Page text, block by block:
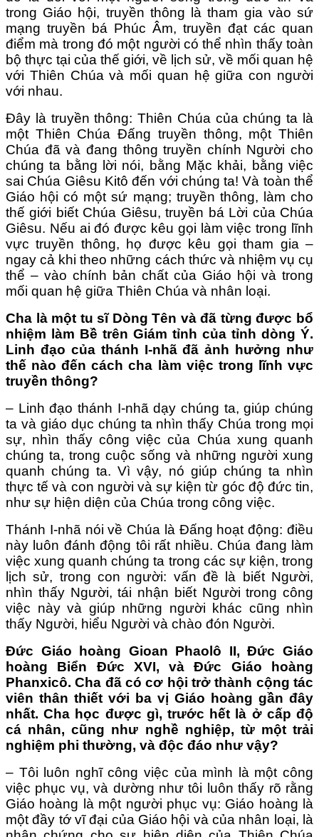
trong Giáo hội, truyền thông là tham gia vào sứ
mạng truyền bá Phúc Âm, truyền đạt các quan
điểm mà trong đó một người có thể nhìn thấy toàn
bộ thực tại của thế giới, về lịch sử, về mối quan hệ
với Thiên Chúa và mối quan hệ giữa con người
với nhau.
Đây là truyền thông: Thiên Chúa của chúng ta là
một Thiên Chúa Đấng truyền thông, một Thiên
Chúa đã và đang thông truyền chính Người cho
chúng ta bằng lời nói, bằng Mặc khải, bằng việc
sai Chúa Giêsu Kitô đến với chúng ta! Và toàn thể
Giáo hội có một sứ mạng; truyền thông, làm cho
thế giới biết Chúa Giêsu, truyền bá Lời của Chúa
Giêsu. Nếu ai đó được kêu gọi làm việc trong lĩnh
vực truyền thông, họ được kêu gọi tham gia –
ngay cả khi theo những cách thức và nhiệm vụ cụ
thể – vào chính bản chất của Giáo hội và trong
mối quan hệ giữa Thiên Chúa và nhân loại.
Cha là một tu sĩ Dòng Tên và đã từng được bổ
nhiệm làm Bề trên Giám tỉnh của tỉnh dòng Ý.
Linh đạo của thánh I-nhã đã ảnh hưởng như
thế nào đến cách cha làm việc trong lĩnh vực
truyền thông?
– Linh đạo thánh I-nhã dạy chúng ta, giúp chúng
ta và giáo dục chúng ta nhìn thấy Chúa trong mọi
sự, nhìn thấy công việc của Chúa xung quanh
chúng ta, trong cuộc sống và những người xung
quanh chúng ta. Vì vậy, nó giúp chúng ta nhìn
thực tế và con người và sự kiện từ góc độ đức tin,
như sự hiện diện của Chúa trong công việc.
Thánh I-nhã nói về Chúa là Đấng hoạt động: điều
này luôn đánh động tôi rất nhiều. Chúa đang làm
việc xung quanh chúng ta trong các sự kiện, trong
lịch sử, trong con người: vấn đề là biết Người,
nhìn thấy Người, tái nhận biết Người trong công
việc này và giúp những người khác cũng nhìn
thấy Người, hiểu Người và chào đón Người.
Đức Giáo hoàng Gioan Phaolô II, Đức Giáo
hoàng Biển Đức XVI, và Đức Giáo hoàng
Phanxicô. Cha đã có cơ hội trở thành cộng tác
viên thân thiết với ba vị Giáo hoàng gần đây
nhất. Cha học được gì, trước hết là ở cấp độ
cá nhân, cũng như nghề nghiệp, từ một trải
nghiệm phi thường, và độc đáo như vậy?
– Tôi luôn nghĩ công việc của mình là một công
việc phục vụ, và dường như tôi luôn thấy rõ rằng
Giáo hoàng là một người phục vụ: Giáo hoàng là
một đầy tớ vĩ đại của Giáo hội và của nhân loại, là